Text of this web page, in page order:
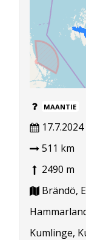
MAANTIE
17.7.2024
511 km
2490 m
Brändö,
Kumlinge,